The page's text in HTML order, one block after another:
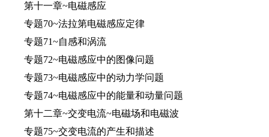
第十一章~电磁感应
专题70~法拉第电磁感应定律
专题71~自感和涡流
专题72~电磁感应中的图像问题
专题73~电磁感应中的动力学问题
专题74~电磁感应中的能量和动量问题
第十二章~交变电流~电磁场和电磁波
专题75~交变电流的产生和描述